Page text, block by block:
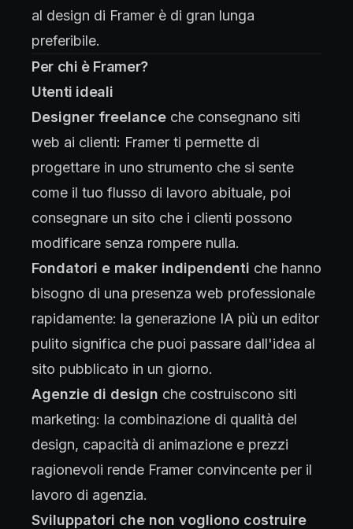
al design di Framer è di gran lunga
preferibile.
Per chi è Framer?
Utenti ideali
Designer freelance che consegnano siti
web ai clienti: Framer ti permette di
progettare in uno strumento che si sente
come il tuo flusso di lavoro abituale, poi
consegnare un sito che i clienti possono
modificare senza rompere nulla.
Fondatori e maker indipendenti che hanno
bisogno di una presenza web professionale
rapidamente: la generazione IA più un editor
pulito significa che puoi passare dall'idea al
sito pubblicato in un giorno.
Agenzie di design che costruiscono siti
marketing: la combinazione di qualità del
design, capacità di animazione e prezzi
ragionevoli rende Framer convincente per il
lavoro di agenzia.
Sviluppatori che non vogliono costruire